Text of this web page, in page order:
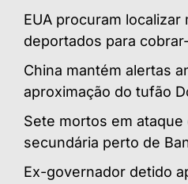
EUA procuram localizar
deportados para
China mantém alertas
aproximação do tufão
Sete mortos em ataque
secundária perto de
Ex-governador detido